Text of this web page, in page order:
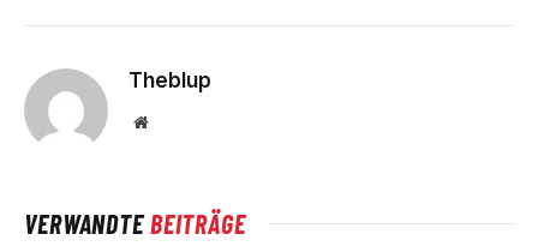
Theblup
Website
VERWANDTEBEITRÄGE